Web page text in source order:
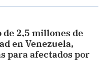
de 2,5 millones de
en Venezuela,
para afectados por